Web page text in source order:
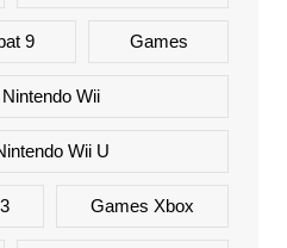
9 Games
Wii
Wii U
Games Xbox